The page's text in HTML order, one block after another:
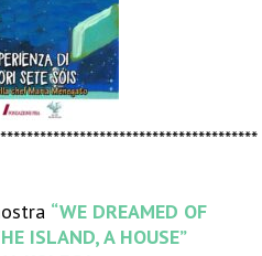
“WE DREAMED OF
ISLAND, A HOUSE”